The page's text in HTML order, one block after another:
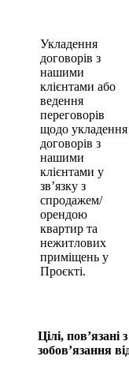
Укладення
договорів з
нашими
клієнтами або
ведення
переговорів
щодо укладення
договорів з
нашими
клієнтами у
зв’язку з
спродажем/
орендою
квартир та
нежитлових
приміщень у
Проєкті.
Цілі,
зобов’язання